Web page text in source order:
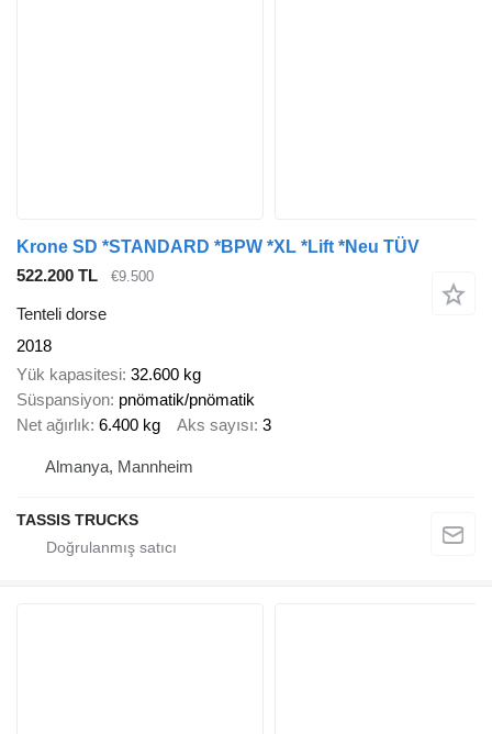
Krone SD *STANDARD *BPW *XL *Lift *Neu TÜV
522.200 TL
€9.500
Tenteli dorse
2018
Yük kapasitesi 32.600 kg
Süspansiyon pnömatik/pnömatik
Net ağırlık 6.400 kg Aks sayısı 3
Almanya, Mannheim
TASSIS TRUCKS